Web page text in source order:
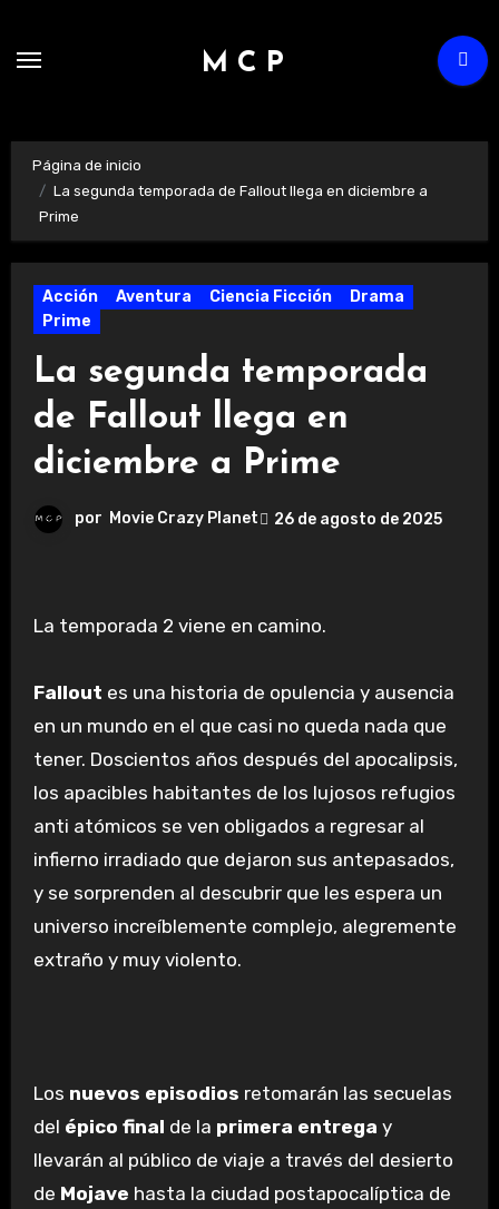
M C P
Página de inicio
La segunda temporada de Fallout llega en diciembre a
Prime
Acción Aventura Ciencia Ficción
Drama
Prime
La segunda temporada
de Fallout llega en
diciembre a Prime
por Movie Crazy Planet 26 de agosto de 2025
La temporada 2 viene en camino.
Fallout es una historia de opulencia y ausencia
en un mundo en el que casi no queda nada que
tener. Doscientos años después del apocalipsis,
los apacibles habitantes de los lujosos refugios
anti atómicos se ven obligados a regresar al
infierno irradiado que dejaron sus antepasados,
y se sorprenden al descubrir que les espera un
universo increíblemente complejo, alegremente
extraño y muy violento.
Los nuevos episodios retomarán las secuelas
del épico final de la primera entrega y
llevarán al público de viaje a través del desierto
de Mojave hasta la ciudad postapocalíptica de